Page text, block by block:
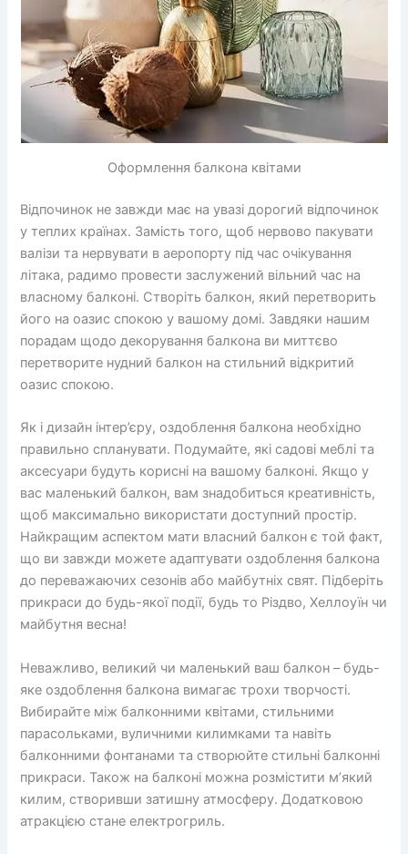
Оформлення балкона квітами
Відпочинок не завжди має на увазі дорогий відпочинок
у теплих країнах. Замість того, щоб нервово пакувати
валізи та нервувати в аеропорту під час очікування
літака, радимо провести заслужений вільний час на
власному балконі. Створіть балкон, який перетворить
його на оазис спокою у вашому домі. Завдяки нашим
порадам щодо декорування балкона ви миттєво
перетворите нудний балкон на стильний відкритий
оазис спокою.
Як і дизайн інтер’єру, оздоблення балкона необхідно
правильно спланувати. Подумайте, які садові меблі та
аксесуари будуть корисні на вашому балконі. Якщо у
вас маленький балкон, вам знадобиться креативність,
щоб максимально використати доступний простір.
Найкращим аспектом мати власний балкон є той факт,
що ви завжди можете адаптувати оздоблення балкона
до переважаючих сезонів або майбутніх свят. Підберіть
прикраси до будь-якої події, будь то Різдво, Хеллоуїн чи
майбутня весна!
Неважливо, великий чи маленький ваш балкон – будь-
яке оздоблення балкона вимагає трохи творчості.
Вибирайте між балконними квітами, стильними
парасольками, вуличними килимками та навіть
балконними фонтанами та створюйте стильні балконні
прикраси. Також на балконі можна розмістити м’який
килим, створивши затишну атмосферу. Додатковою
атракцією стане електрогриль.